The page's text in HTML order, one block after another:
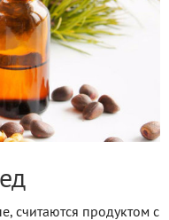
считаются продуктом с